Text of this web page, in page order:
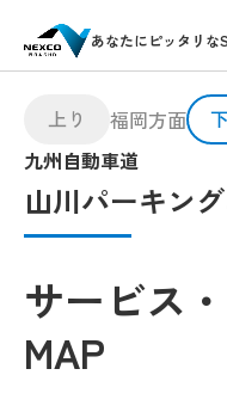
あなたにピッタリな
九州自動車道
山川パーキン
上り 福岡方面
サービス
MAP